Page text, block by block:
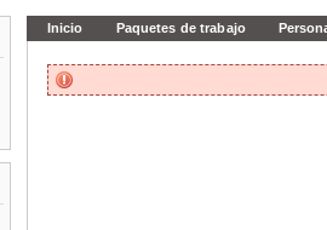
Inicio Paquetes de trabajo